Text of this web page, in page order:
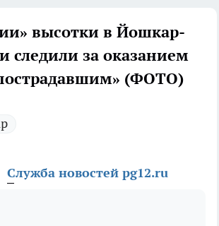
высотки в Йошкар-
следили за оказанием
(ФОТО)
Служба новостей pg12.ru